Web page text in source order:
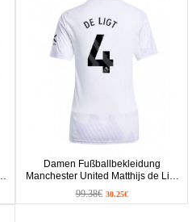
Damen Fußballbekleidung
Manchester United Matthijs de Ligt
#4 Auswärtstrikot 2025-26 Kurzarm
99.38€ 30.25€